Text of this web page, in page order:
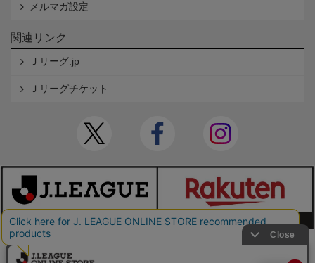
メルマガ設定
関連リンク
Ｊリーグ.jp
Ｊリーグチケット
本サイトで使用している文章・画像等の無断での複製・転載を禁止します。